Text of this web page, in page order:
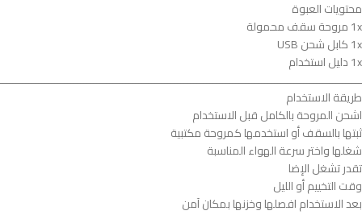
محتويات العبوة
1x مروحة سقف محمولة
1x كابل شحن USB
1x دليل استخدام
طريقة الاستخدام
اشحن المروحة بالكامل قبل الاستخدام
ثبتها بالسقف أو استخدمها كمروحة مكتبية
شغلها واختر سرعة الهواء المناسبة
تقدر تشغل الإضا
وقت التخييم أو الليل
بعد الاستخدام افصلها وخزنها بمكان آمن